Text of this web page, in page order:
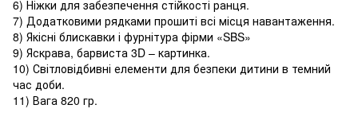
6) Ніжки для забезпечення стійкості ранця.
7) Додатковими рядками прошиті всі місця навантаження.
8) Якісні блискавки і фурнітура фірми «SBS»
9) Яскрава, барвиста 3D – картинка.
10) Світловідбивні елементи для безпеки дитини в темний
час доби.
11) Вага 820 гр.